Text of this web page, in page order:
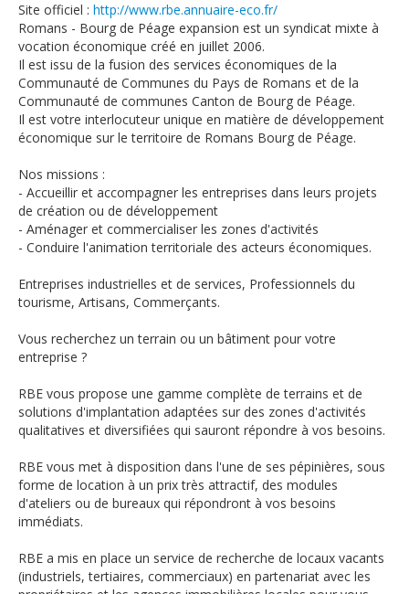
Site officiel : http://www.rbe.annuaire-eco.fr/
Romans - Bourg de Péage expansion est un syndicat mixte à
vocation économique créé en juillet 2006.
Il est issu de la fusion des services économiques de la
Communauté de Communes du Pays de Romans et de la
Communauté de communes Canton de Bourg de Péage.
Il est votre interlocuteur unique en matière de développement
économique sur le territoire de Romans Bourg de Péage.
Nos missions :
- Accueillir et accompagner les entreprises dans leurs projets
de création ou de développement
- Aménager et commercialiser les zones d'activités
- Conduire l'animation territoriale des acteurs économiques.
Entreprises industrielles et de services, Professionnels du
tourisme, Artisans, Commerçants.
Vous recherchez un terrain ou un bâtiment pour votre
entreprise ?
RBE vous propose une gamme complète de terrains et de
solutions d'implantation adaptées sur des zones d'activités
qualitatives et diversifiées qui sauront répondre à vos besoins.
RBE vous met à disposition dans l'une de ses pépinières, sous
forme de location à un prix très attractif, des modules
d'ateliers ou de bureaux qui répondront à vos besoins
immédiats.
RBE a mis en place un service de recherche de locaux vacants
(industriels, tertiaires, commerciaux) en partenariat avec les